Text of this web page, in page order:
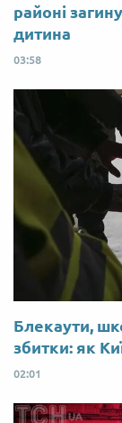
районі
дитина
03:58
Блекаути,
збитки: як
02:01